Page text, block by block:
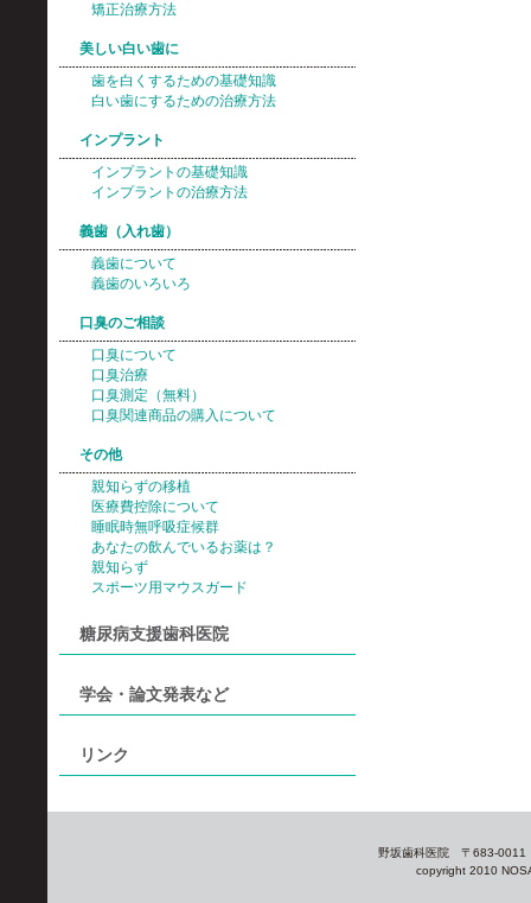
矯正治療方法
美しい白い歯に
歯を白くするための基礎知識
白い歯にするための治療方法
インプラント
インプラントの基礎知識
インプラントの治療方法
義歯（入れ歯）
義歯について
義歯のいろいろ
口臭のご相談
口臭について
口臭治療
口臭測定（無料）
口臭関連商品の購入について
その他
親知らずの移植
医療費控除について
睡眠時無呼吸症候群
あなたの飲んでいるお薬は？
親知らず
スポーツ用マウスガード
糖尿病支援歯科医院
学会・論文発表など
リンク
野坂歯科医院 〒683-
copyright 2010